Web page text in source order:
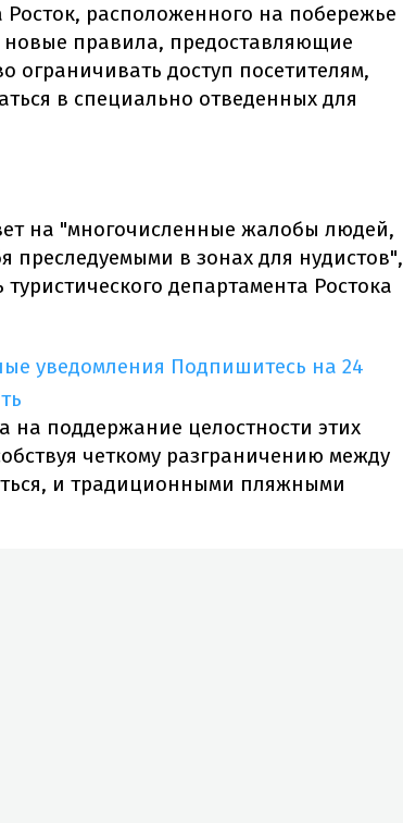
Росток, расположенного на побережье
новые правила, предоставляющие
ограничивать доступ посетителям,
в специально отведенных для
на "многочисленные жалобы людей,
преследуемыми в зонах для нудистов",
департамента Ростока
уведомления Подпишитесь на 24
на поддержание целостности этих
четкому разграничению между
и традиционными пляжными